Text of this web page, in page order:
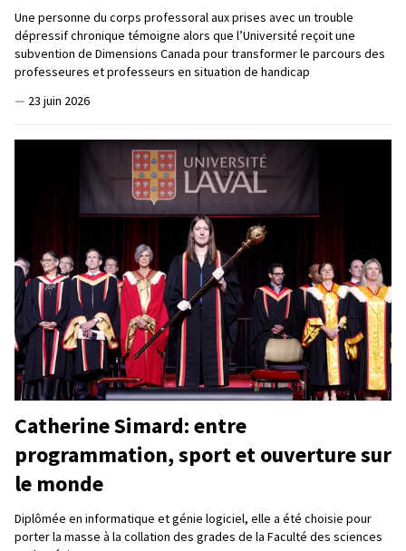
Une personne du corps professoral aux prises avec un trouble
dépressif chronique témoigne alors que l’Université reçoit une
subvention de Dimensions Canada pour transformer le parcours des
professeures et professeurs en situation de handicap
— 23 juin 2026
Catherine Simard: entre
programmation, sport et ouverture sur
le monde
Diplômée en informatique et génie logiciel, elle a été choisie pour
porter la masse à la collation des grades de la Faculté des sciences